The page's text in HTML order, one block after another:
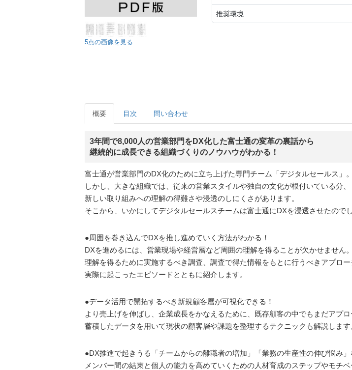
5点の画像を見る
推奨環境
概要 目次 問い合わせ
3年間で8,000人の営業部門をDX化した富士通の変革の裏話から
継続的に成長できる組織づくりのノウハウがわかる！
富士通が営業部門のDX化のために立ち上げた専門チーム「デジタルセールス」。
しかし、大きな組織では、従来の営業スタイルや独自の文化が根付いている分、
新しい取り組みへの理解の得難さや浸透のしにくさがあります。
そこから、いかにしてデジタルセールスチームは富士通にDXを浸透させたのでし
●周囲を巻き込んでDXを推し進めていく方法がわかる！
DXを進めるには、営業現場や経営層など周囲の理解を得ることが欠かせません。
理解を得るために実施するべき調査、調査で得た情報をもとに行うべきアプロー
実際に起こったエピソードとともに紹介します。
●データ活用で開拓するべき新規顧客層が可視化できる！
より売上げを伸ばし、企業成長をかなえるために、既存顧客の中でもまだアプ
蓄積したデータを用いて現状の顧客層や課題を整理するテクニックも解説します
●DX推進で起きうる「チームからの離職者の増加」「業務の生産性の伸び悩み
メンバー間の結束と個人の能力を高めていくための人材育成のステップやモチベ